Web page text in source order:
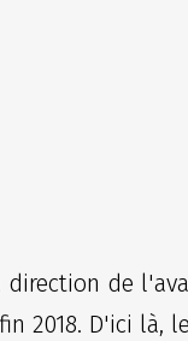
direction de
2018. D'ici là,